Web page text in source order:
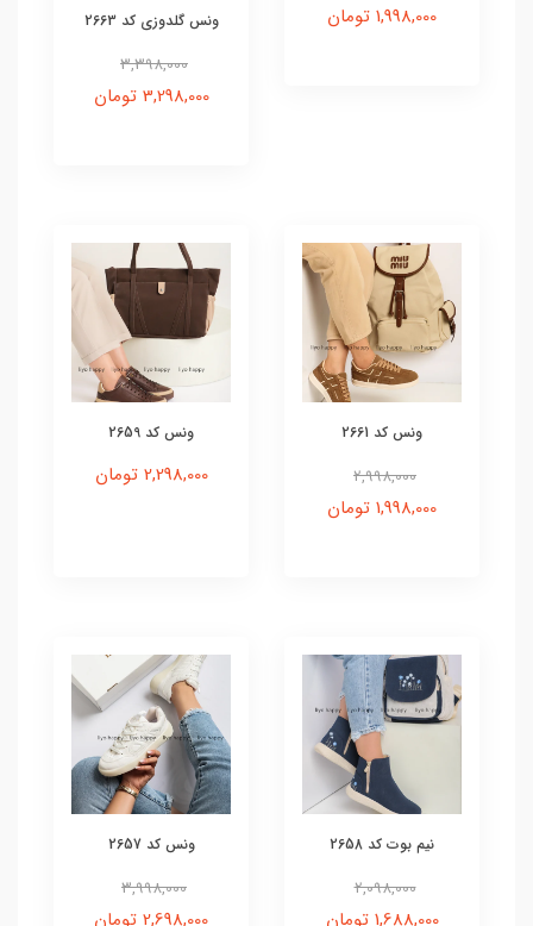
1,998,000 تومان ونس گلدوزی کد 2663
3,398,000
3,298,000 تومان
ونس کد 2661
2,998,000
1,998,000 تومان
ونس کد 2659
2,298,000 تومان
نیم بوت کد 2658
2,098,000
1,688,000 تومان
ونس کد 2657
3,998,000
2,698,000 تومان